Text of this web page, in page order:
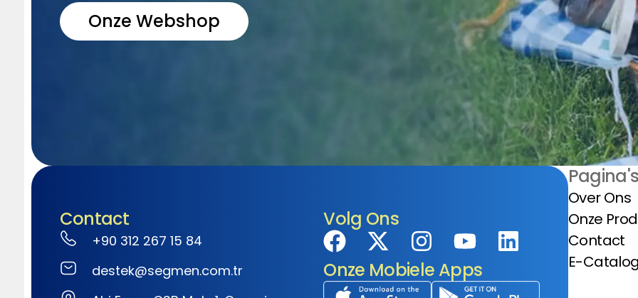
Onze Webshop
Contact
+90 312 267 15 84
destek@segmen.com.tr
Volg Ons
Onze Mobiele Apps
Pagina's
Over Ons
Onze
Contact
E-